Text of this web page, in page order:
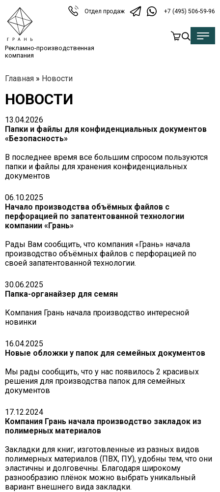
Отдел продаж +7 (495) 506-59-96
Рекламно-производственная
компания
Главная » Новости
НОВОСТИ
13.04.2026
Папки и файлы для конфиденциальных документов
«Безопасность»
В последнее время все большим спросом пользуются
папки и файлы для хранения конфиденциальных
документов
06.10.2025
Начало производства объёмных файлов с
перфорацией по запатентованной технологии
компании «Грань»
Рады Вам сообщить, что компания «Грань» начала
производство объёмных файлов с перфорацией по
своей запатентованной технологии.
30.06.2025
Папка-органайзер для семян
Компания Грань начала производство интересной
новинки
16.04.2025
Новые обложки у папок для семейных документов
Мы рады сообщить, что у нас появилось 2 красивых
решения для производства папок для семейных
документов
17.12.2024
Компания Грань начала производство закладок из
полимерных материалов
Закладки для книг, изготовленные из разных видов
полимерных материалов (ПВХ, ПУ), удобны тем, что они
эластичны и долговечны. Благодаря широкому
разнообразию плёнок можно выбрать уникальный
вариант внешнего вида закладки.